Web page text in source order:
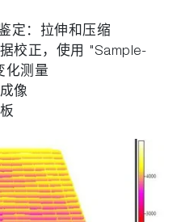
定：拉伸和压缩
校正，使用 "Sample-
化测量
像